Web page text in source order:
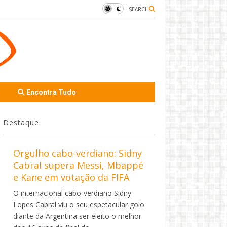
SEARCH
Encontra Tudo
Destaque
Orgulho cabo-verdiano: Sidny
Cabral supera Messi, Mbappé
e Kane em votação da FIFA
O internacional cabo-verdiano Sidny
Lopes Cabral viu o seu espetacular golo
diante da Argentina ser eleito o melhor